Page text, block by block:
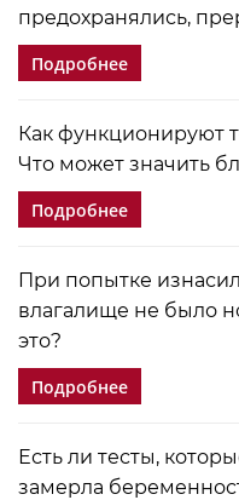
предохранялись,
Подробнее
Как функционируют
Что может значить
Подробнее
При попытке
влагалище не было
это?
Подробнее
Есть ли тесты,
замерла